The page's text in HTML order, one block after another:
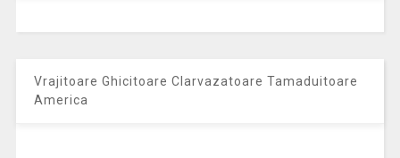
Vrajitoare Ghicitoare Clarvazatoare Tamaduitoare
America